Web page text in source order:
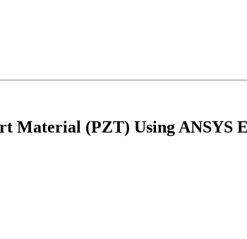
Material (PZT) Using ANSYS